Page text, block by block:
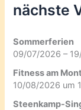
nächste
Sommerferien
09/07/2026 –
Fitness am
10/08/2026 um
Steenkamp-